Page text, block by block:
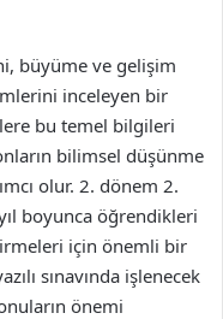
büyüme ve gelişim
inceleyen bir
bu temel bilgileri
bilimsel düşünme
olur. 2. dönem 2.
boyunca öğrendikleri
için önemli bir
sınavında işlenecek
önemi